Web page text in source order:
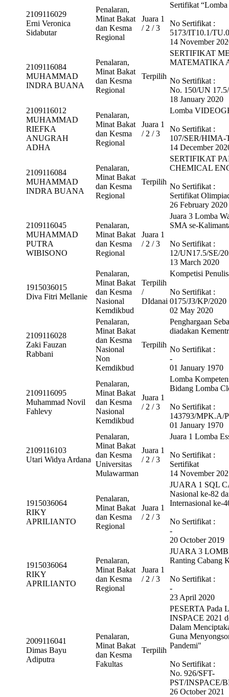
2109116029
Erni Veronica
Sidabutar
Penalaran,
Minat Bakat
dan Kesma
Regional
Juara 1
/ 2 / 3
Sertifikat
No Sertifikat :
5173/IT10.1/
14 November
2109116084
MUHAMMAD
INDRA BUANA
Penalaran,
Minat Bakat
dan Kesma
Regional
Terpilih
SERTIFIKAT
MATEMATIKA
No Sertifikat :
No. 150/UN
18 January 2020
2109116012
MUHAMMAD
RIEFKA
ANUGRAH
ADHA
Penalaran,
Minat Bakat
dan Kesma
Regional
Juara 1
/ 2 / 3
Lomba
No Sertifikat :
107/SER/
14 December
2109116084
MUHAMMAD
INDRA BUANA
Penalaran,
Minat Bakat
dan Kesma
Regional
Terpilih
SERTIFIKAT
CHEMICAL
No Sertifikat :
Sertifikat
26 February 2020
2109116045
MUHAMMAD
PUTRA
WIBISONO
Penalaran,
Minat Bakat
dan Kesma
Regional
Juara 1
/ 2 / 3
Juara 3 Lomba
SMA se-
No Sertifikat :
12/UN17.5/SE/
13 March 2020
1915036015
Diva Fitri Mellanie
Penalaran,
Minat Bakat
dan Kesma
Nasional
Kemdikbud
Terpilih
/
DIdanai
Kompetisi
No Sertifikat :
0175/J3/KP/2020
02 May 2020
2109116028
Zaki Fauzan
Rabbani
Penalaran,
Minat Bakat
dan Kesma
Nasional
Non
Kemdikbud
Terpilih
Penghargaan
diadakan
No Sertifikat :
-
01 January 1970
2109116095
Muhammad Novil
Fahlevy
Penalaran,
Minat Bakat
dan Kesma
Nasional
Kemdikbud
Juara 1
/ 2 / 3
Lomba
Bidang Lomba
No Sertifikat :
143793/MPK.A/
01 January 1970
2109116103
Utari Widya Ardana
Penalaran,
Minat Bakat
dan Kesma
Universitas
Mulawarman
Juara 1
/ 2 / 3
Juara 1 Lomba
No Sertifikat :
Sertifikat
14 November
1915036064
RIKY
APRILIANTO
Penalaran,
Minat Bakat
dan Kesma
Regional
Juara 1
/ 2 / 3
JUARA 1 SQL
Nasional ke-82
Internasional ke-
No Sertifikat :
-
20 October 2019
1915036064
RIKY
APRILIANTO
Penalaran,
Minat Bakat
dan Kesma
Regional
Juara 1
/ 2 / 3
JUARA 3
Ranting Cabang
No Sertifikat :
-
23 April 2020
2009116041
Dimas Bayu
Adiputra
Penalaran,
Minat Bakat
dan Kesma
Fakultas
Terpilih
PESERTA Pada
INSPACE 2021
Dalam
Guna
Pandemi"
No Sertifikat :
No. 926/SFT-
PST/INSPACE/
26 October 2021